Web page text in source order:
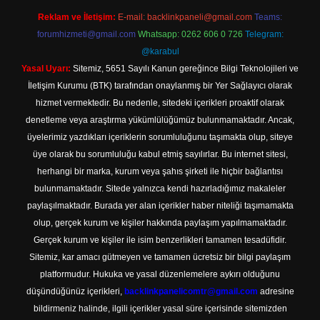
Reklam ve İletişim: E-mail: backlinkpaneli@gmail.com Teams:
forumhizmeti@gmail.com Whatsapp: 0262 606 0 726 Telegram:
@karabul
Yasal Uyarı: Sitemiz, 5651 Sayılı Kanun gereğince Bilgi Teknolojileri ve
İletişim Kurumu (BTK) tarafından onaylanmış bir Yer Sağlayıcı olarak
hizmet vermektedir. Bu nedenle, sitedeki içerikleri proaktif olarak
denetleme veya araştırma yükümlülüğümüz bulunmamaktadır. Ancak,
üyelerimiz yazdıkları içeriklerin sorumluluğunu taşımakta olup, siteye
üye olarak bu sorumluluğu kabul etmiş sayılırlar. Bu internet sitesi,
herhangi bir marka, kurum veya şahıs şirketi ile hiçbir bağlantısı
bulunmamaktadır. Sitede yalnızca kendi hazırladığımız makaleler
paylaşılmaktadır. Burada yer alan içerikler haber niteliği taşımamakta
olup, gerçek kurum ve kişiler hakkında paylaşım yapılmamaktadır.
Gerçek kurum ve kişiler ile isim benzerlikleri tamamen tesadüfidir.
Sitemiz, kar amacı gütmeyen ve tamamen ücretsiz bir bilgi paylaşım
platformudur. Hukuka ve yasal düzenlemelere aykırı olduğunu
düşündüğünüz içerikleri, backlinkpanelicomtr@gmail.com adresine
bildirmeniz halinde, ilgili içerikler yasal süre içerisinde sitemizden